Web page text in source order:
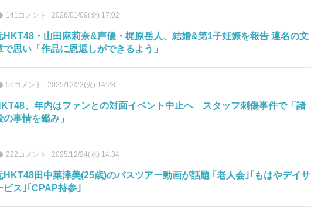
141コメント 2026/01/09(金) 17:02
HKT48・山田麻莉奈&声優・梶原岳人、結婚&第1子妊娠を報告 連名の文
で思い「作品に恩返しができるよう」
56コメント 2025/12/23(火) 14:28
、年内はファンとの対面イベント中止へ スタッフ刺傷事件で「諸
の事情を鑑み」
222コメント 2025/12/24(水) 14:34
HKT48田中菜津美(25歳)のバスツアー動画が話題 ｢老人会｣｢もはやデイサ
ビス｣｢CPAP持参｣